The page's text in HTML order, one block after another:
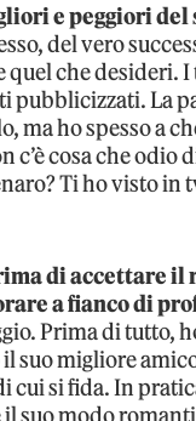
e peggiori del
del vero
che desideri.
pubblicizzati. La
ma ho spesso a
c’è cosa che
Ti ho visto in
di accettare
a fianco di
Prima di tutto,
suo migliore
cui si fida. In
il suo modo